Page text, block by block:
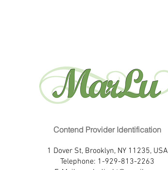
Contend Provider Identification
1 Dover St, Brooklyn, NY 11235, USA
Telephone: 1-929-813-2263